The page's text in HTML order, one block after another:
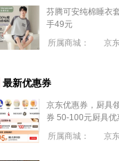
芬腾可安纯棉睡衣
手49元
所属商城：
京
最新优惠券
京东优惠券，厨具
券 50-100元厨具优
所属商城：
京